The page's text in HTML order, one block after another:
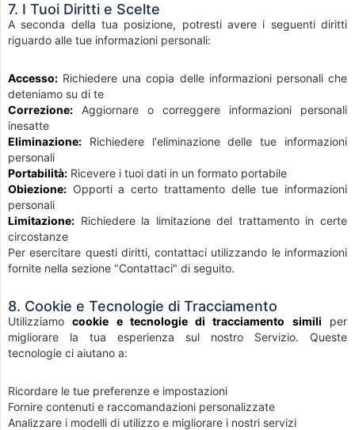
7. I Tuoi Diritti e Scelte
A seconda della tua posizione, potresti avere i seguenti diritti
riguardo alle tue informazioni personali:
Accesso: Richiedere una copia delle informazioni personali che
deteniamo su di te
Correzione: Aggiornare o correggere informazioni personali
inesatte
Eliminazione: Richiedere l'eliminazione delle tue informazioni
personali
Portabilità: Ricevere i tuoi dati in un formato portabile
Obiezione: Opporti a certo trattamento delle tue informazioni
personali
Limitazione: Richiedere la limitazione del trattamento in certe
circostanze
Per esercitare questi diritti, contattaci utilizzando le informazioni
fornite nella sezione "Contattaci" di seguito.
8. Cookie e Tecnologie di Tracciamento
Utilizziamocookie e tecnologie di tracciamento simili per
migliorare la tua esperienza sul nostro Servizio. Queste
tecnologie ci aiutano a:
Ricordare le tue preferenze e impostazioni
Fornire contenuti e raccomandazioni personalizzate
Analizzare i modelli di utilizzo e migliorare i nostri servizi